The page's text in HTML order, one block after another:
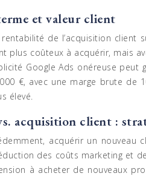
et valeur client
rentabilité de l’acquisition
plus coûteux à acquérir, mais
Google Ads onéreuse
€, avec une marge brute
élevé.
acquisition client :
acquérir un nouveau
des coûts marketing et
à acheter de nouveaux